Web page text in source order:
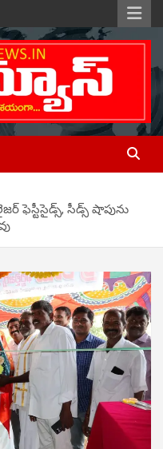
ఫెస్టీసైడ్స్, సీడ్స్ షాపును